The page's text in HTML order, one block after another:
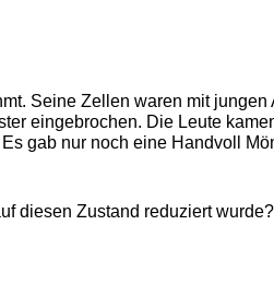
Seine Zellen waren mit jungen
eingebrochen. Die Leute
gab nur noch eine Handvoll
diesen Zustand reduziert